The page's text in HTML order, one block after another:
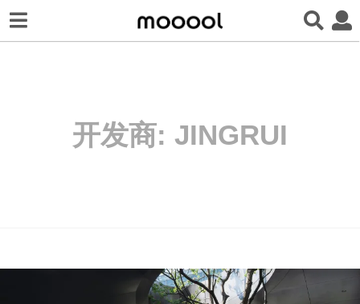
开发商: JINGRUI